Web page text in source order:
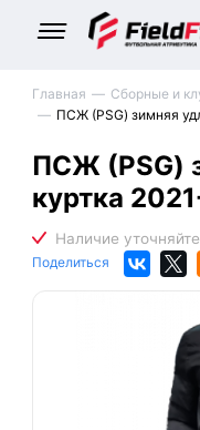
Главная Сборные и
ПСЖ (PSG) зимняя
ПСЖ (PSG)
куртка
Поделиться